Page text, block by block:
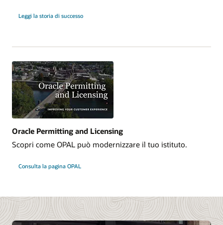
Leggi la storia di successo
Oracle Permitting and Licensing
Scopri come OPAL può modernizzare il tuo istituto.
Consulta la pagina OPAL